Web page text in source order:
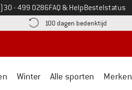
op- 499 0286FAQ & HelpBestelstatus
hier! Opent in een infovak
100 dagen bedenktijd Vind
Winter Alle sporten Merken